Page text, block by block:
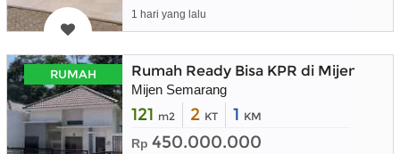
1 hari yang lalu
RUMAH Rumah Ready Bisa KPR di Mijen
Mijen Semarang
121 m2 2 KT 1 KM
Rp 450.000.000